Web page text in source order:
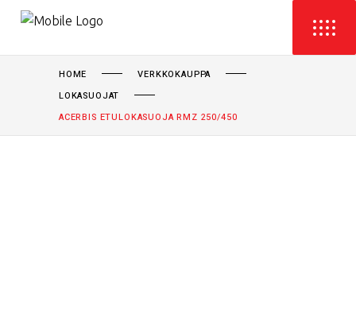
HOME
VERKKOKAUPPA
LOKASUOJAT
ACERBIS ETULOKASUOJA RMZ 250/450